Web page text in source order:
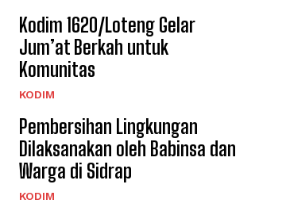
Kodim 1620/Loteng Gelar
Jum’at Berkah untuk
Komunitas
KODIM
Pembersihan Lingkungan
Dilaksanakan oleh Babinsa dan
Warga di Sidrap
KODIM